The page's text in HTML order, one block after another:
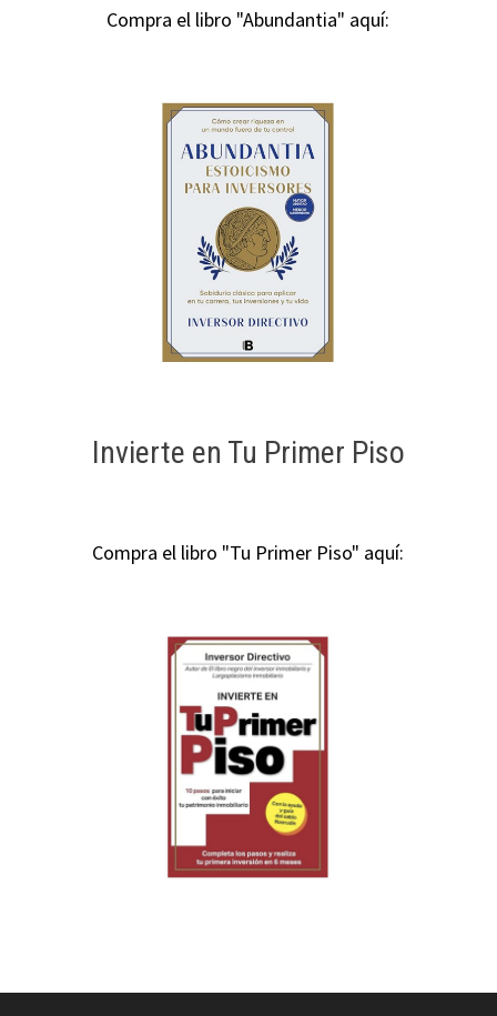
Compra el libro "Abundantia" aquí:
Invierte en Tu Primer Piso
Compra el libro "Tu Primer Piso" aquí: